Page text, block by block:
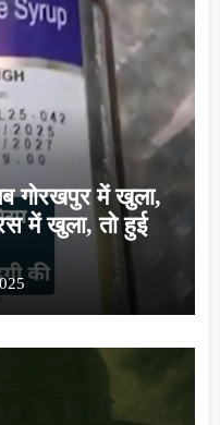
गोरखपुर में खुला,
में खुला, तो हुई